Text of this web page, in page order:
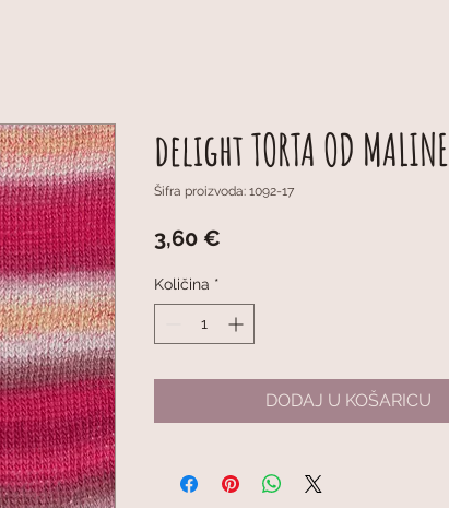
delight TORTA OD MALINE
Šifra proizvoda: 1092-17
3,60 €
Količina *
DODAJ U KOŠARICU